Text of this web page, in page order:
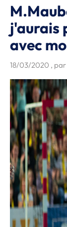
j'aurais
avec
18/03/2020 , par